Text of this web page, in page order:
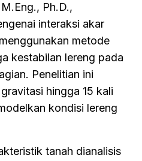
Ph.D.,
interaksi akar
metode
kestabilan lereng pada
Penelitian ini
hingga 15 kali
kondisi lereng
tanah dianalisis